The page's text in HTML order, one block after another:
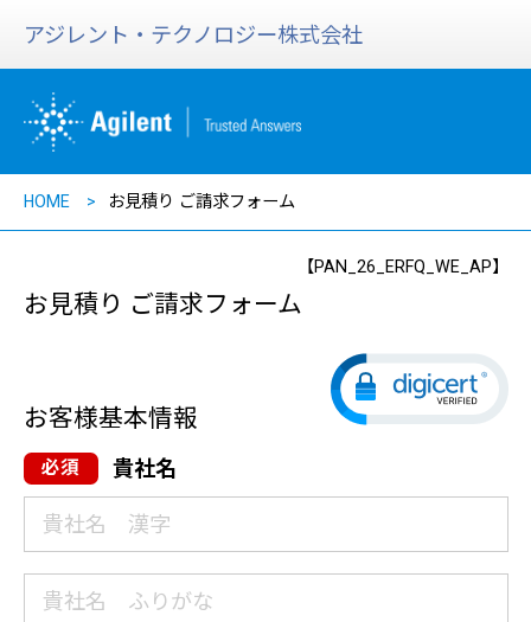
アジレント・テクノロジー株式会社
HOME お見積り ご請求フォーム
【PAN_26_ERFQ_WE_AP】
お見積り ご請求フォーム
お客様基本情報
貴社名